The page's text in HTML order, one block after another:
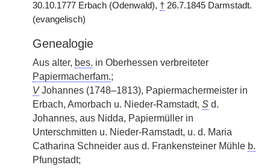
30.10.1777 Erbach (Odenwald), † 26.7.1845 Darmstadt.
(evangelisch)
Genealogie
Aus alter, bes. in Oberhessen verbreiteter
Papiermacherfam.;
VJohannes (1748–1813), Papiermachermeister in
Erbach, Amorbach u. Nieder-Ramstadt, S d.
Johannes, aus Nidda, Papiermüller in
Unterschmitten u. Nieder-Ramstadt, u. d. Maria
Catharina Schneider aus d. Frankensteiner Mühle b.
Pfungstadt;